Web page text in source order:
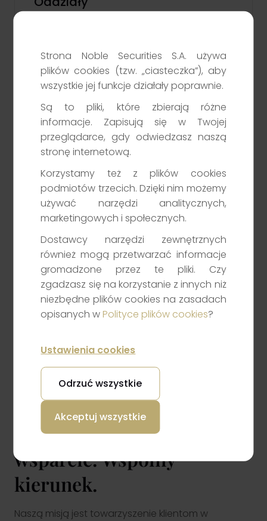
Sprawdź
Aktualizacja danych dokumentu
tożsamości
Sprawdź
Regulacje
Polityka informacyjna
Regulacje / Archiwum
Twoje cele. Nasze
wsparcie. Wspólny
kierunek.
Naszą misją jest towarzyszenie klientom w
Strona Noble Securities S.A. używa
plików cookies (tzw. „ciasteczka”), aby
wszystkie jej funkcje działały poprawnie.
Są to pliki, które zbierają różne
informacje. Zapisują się w Twojej
przeglądarce, gdy odwiedzasz naszą
stronę internetową.
Korzystamy też z plików cookies
podmiotów trzecich. Dzięki nim możemy
używać narzędzi analitycznych,
marketingowych i społecznych.
Dostawcy narzędzi zewnętrznych
również mogą przetwarzać informacje
gromadzone przez te pliki. Czy
zgadzasz się na korzystanie z innych niż
niezbędne plików cookies na zasadach
opisanych w Polityce plików cookies?
Ustawienia cookies
Odrzuć wszystkie
Akceptuj wszystkie